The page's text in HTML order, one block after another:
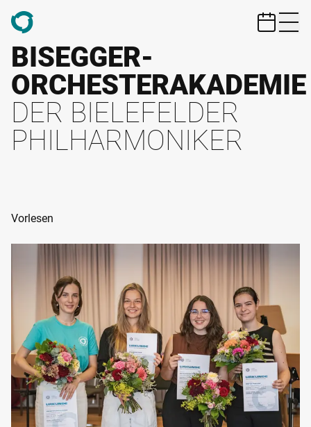
ZUM HAUPTINHALT SPRINGEN
BISEGGER-
ORCHESTERAKADEMIE
DER BIELEFELDER
PHILHARMONIKER
Vorlesen